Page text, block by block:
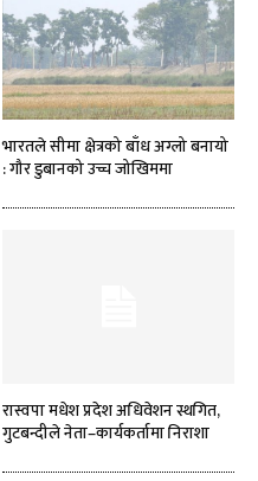
भारतले सीमा क्षेत्रको बाँध अग्लो बनायो
: गौर डुबानको उच्च जोखिममा
रास्वपा मधेश प्रदेश अधिवेशन स्थगित,
गुटबन्दीले नेता–कार्यकर्तामा निराशा